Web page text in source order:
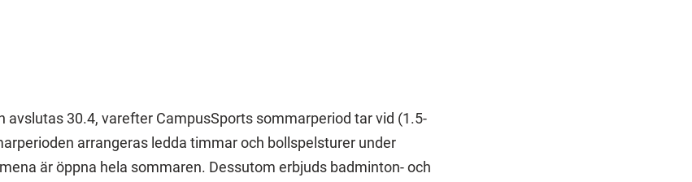
avslutas 30.4, varefter CampusSports sommarperiod tar vid (1.5-
arrangeras ledda timmar och bollspelsturer under
är öppna hela sommaren. Dessutom erbjuds badminton- och